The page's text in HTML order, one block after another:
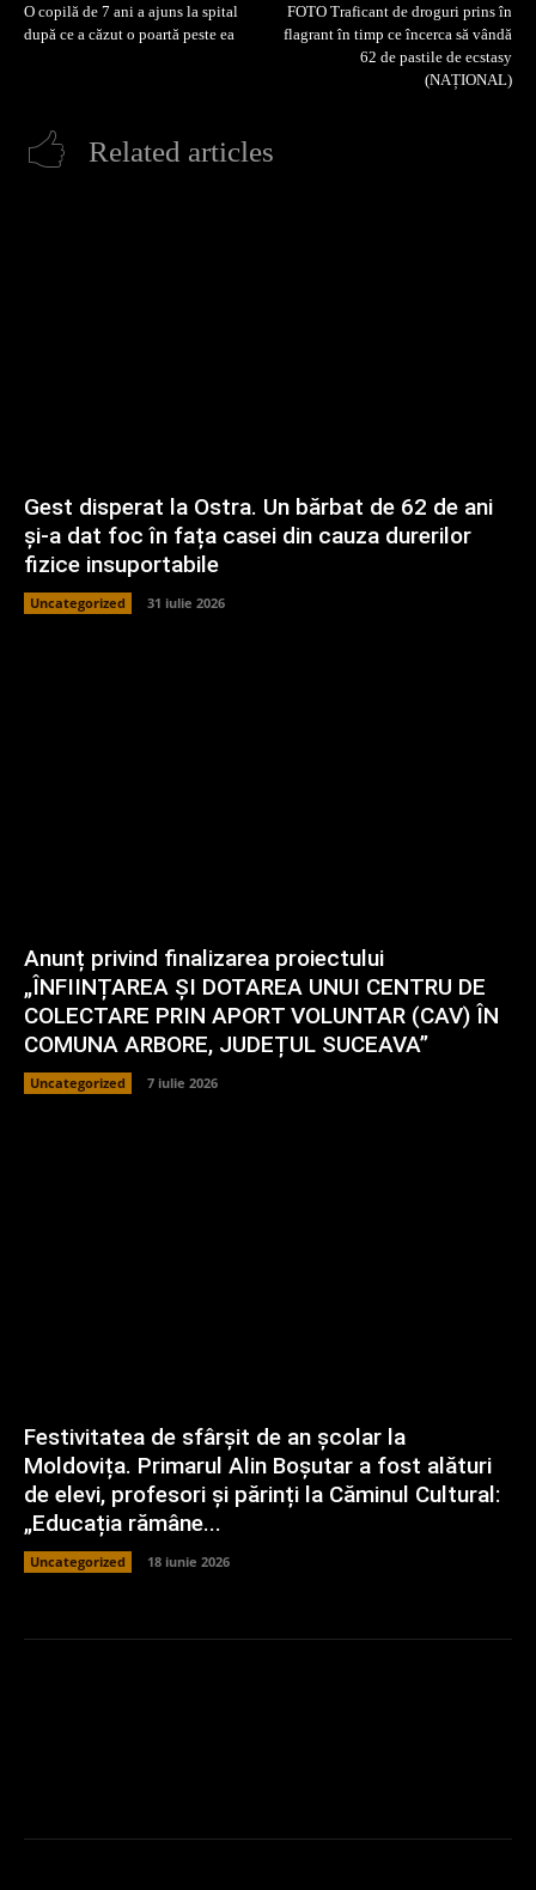
O copilă de 7 ani a ajuns la spital
după ce a căzut o poartă peste ea
FOTO Traficant de droguri prins în
flagrant în timp ce încerca să vândă
62 de pastile de ecstasy
(NAȚIONAL)
Related articles
Gest disperat la Ostra. Un bărbat de 62 de ani
și-a dat foc în fața casei din cauza durerilor
fizice insuportabile
Uncategorized 31 iulie 2026
Anunț privind finalizarea proiectului
„ÎNFIINȚAREA ȘI DOTAREA UNUI CENTRU DE
COLECTARE PRIN APORT VOLUNTAR (CAV) ÎN
COMUNA ARBORE, JUDEȚUL SUCEAVA”
Uncategorized 7 iulie 2026
Festivitatea de sfârșit de an școlar la
Moldovița. Primarul Alin Boșutar a fost alături
de elevi, profesori și părinți la Căminul Cultural:
„Educația rămâne...
Uncategorized 18 iunie 2026